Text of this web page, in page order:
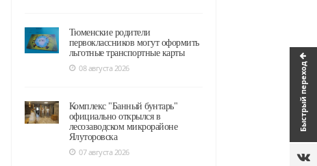
Быстрый переход
Тюменские родители
первоклассников могут оформить
льготные транспортные карты
08 августа 2026
Комплекс "Банный бунтарь"
официально открылся в
лесозаводском микрорайоне
Ялуторовска
07 августа 2026